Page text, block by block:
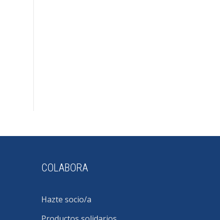
COLABORA
Hazte socio/a